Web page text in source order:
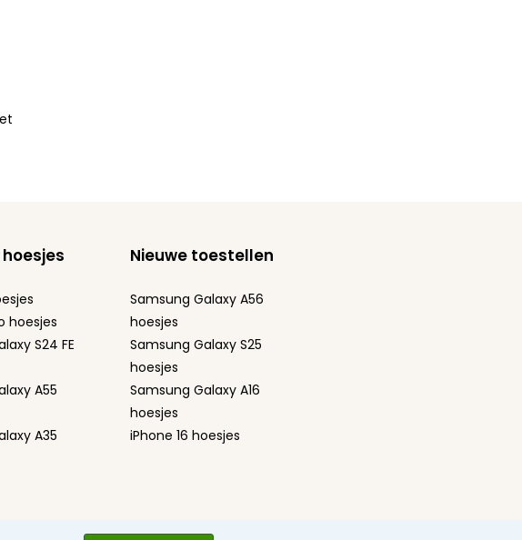
hoesjes
S24 FE
A55
A35
Nieuwe toestellen
Samsung Galaxy A56
hoesjes
Samsung Galaxy S25
hoesjes
Samsung Galaxy A16
hoesjes
iPhone 16 hoesjes